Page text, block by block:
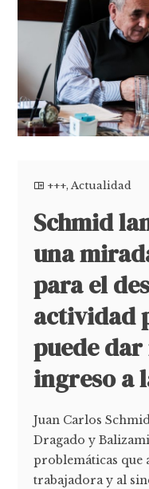
+++,Actualidad
Schmid
una
para el
actividad
puede
ingreso a
Juan Carlos
Dragado y
problemáticas que
trabajadora y al